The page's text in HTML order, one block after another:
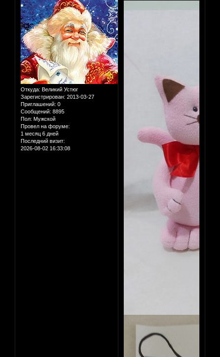
Откуда: Великий Устюг
Зарегистрирован: 2013-03-27
Приглашений: 0
Сообщений: 8895
Пол: Мужской
Провел на форуме:
1 месяц 6 дней
Последний визит:
2026-08-02 16:33:08